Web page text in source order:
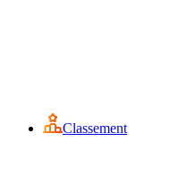
Classement